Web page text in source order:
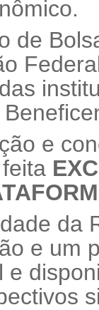
de
e
da
e um
e